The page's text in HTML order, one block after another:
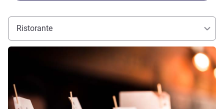
Ristorante
Visualizza dettagli